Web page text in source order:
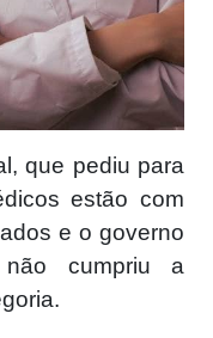
que pediu para
estão com
e o governo
cumpriu a